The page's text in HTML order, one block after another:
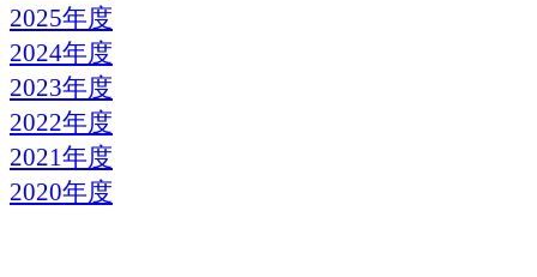
2025年度
2024年度
2023年度
2022年度
2021年度
2020年度